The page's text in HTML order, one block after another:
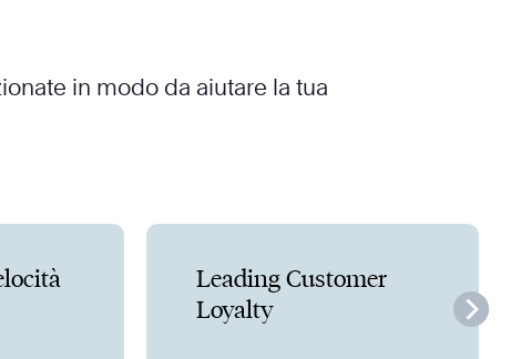
in modo da aiutare la tua
Leading Customer
Loyalty